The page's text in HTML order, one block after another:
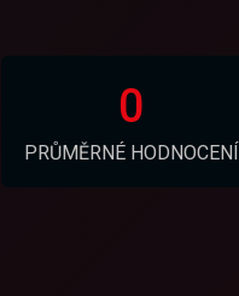
0
PRŮMĚRNÉ HODNOCENÍ